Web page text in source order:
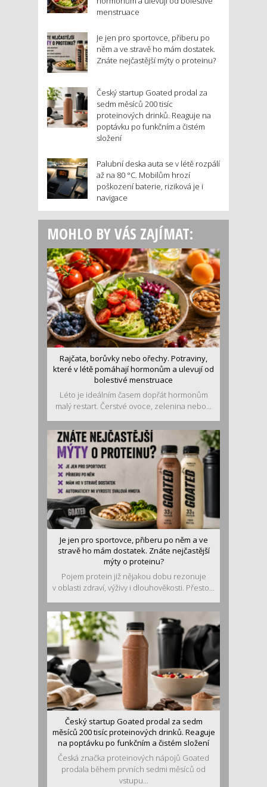
menstruace
Je jen pro sportovce, přiberu po
něm a ve stravě ho mám dostatek.
Znáte nejčastější mýty o proteinu?
Český startup Goated prodal za
sedm měsíců 200 tisíc
proteinových drinků. Reaguje na
poptávku po funkčním a čistém
složení
Palubní deska auta se v létě rozpálí
až na 80 °C. Mobilům hrozí
poškození baterie, riziková je i
navigace
MOHLO BY VÁS ZAJÍMAT:
Rajčata, borůvky nebo ořechy. Potraviny,
které v létě pomáhají hormonům a ulevují od
bolestivé menstruace
Léto je ideálním časem dopřát hormonům
malý restart. Čerstvé ovoce, zelenina nebo...
Je jen pro sportovce, přiberu po něm a ve
stravě ho mám dostatek. Znáte nejčastější
mýty o proteinu?
Pojem protein již nějakou dobu rezonuje
v oblasti zdraví, výživy i dlouhověkosti. Přesto...
Český startup Goated prodal za sedm
měsíců 200 tisíc proteinových drinků. Reaguje
na poptávku po funkčním a čistém složení
Česká značka proteinových nápojů Goated
prodala během prvních sedmi měsíců od
vstupu...